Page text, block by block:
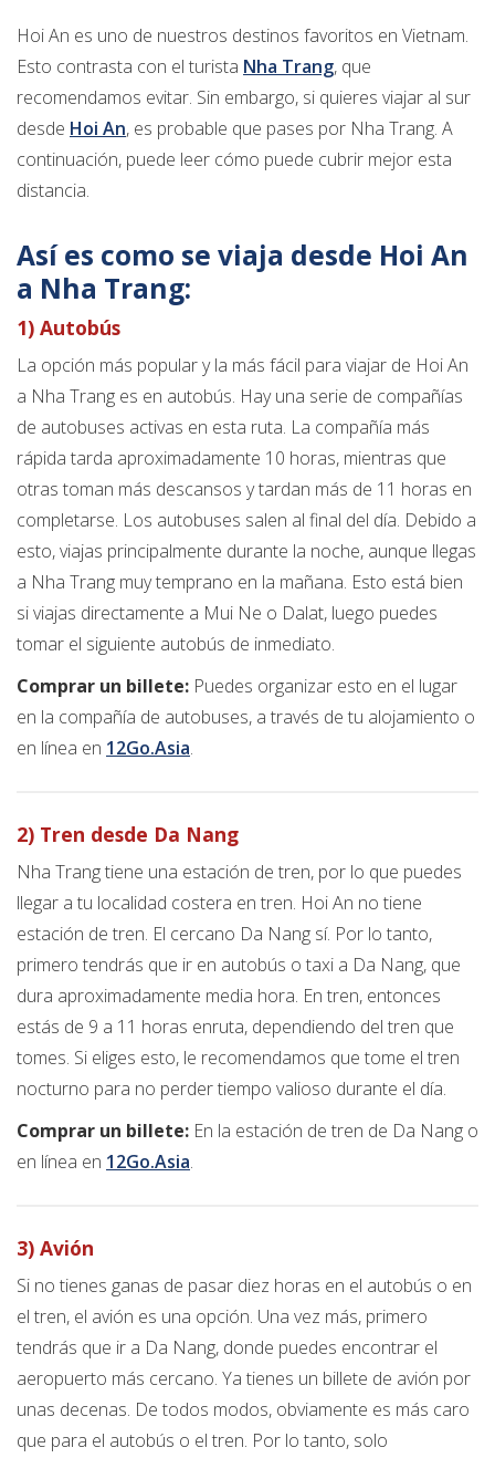
Hoi An es uno de nuestros destinos favoritos en Vietnam.
Esto contrasta con el turista Nha Trang, que
recomendamos evitar. Sin embargo, si quieres viajar al sur
desde Hoi An, es probable que pases por Nha Trang. A
continuación, puede leer cómo puede cubrir mejor esta
distancia.
Así es como se viaja desde Hoi An
a Nha Trang:
1) Autobús
La opción más popular y la más fácil para viajar de Hoi An
a Nha Trang es en autobús. Hay una serie de compañías
de autobuses activas en esta ruta. La compañía más
rápida tarda aproximadamente 10 horas, mientras que
otras toman más descansos y tardan más de 11 horas en
completarse. Los autobuses salen al final del día. Debido a
esto, viajas principalmente durante la noche, aunque llegas
a Nha Trang muy temprano en la mañana. Esto está bien
si viajas directamente a Mui Ne o Dalat, luego puedes
tomar el siguiente autobús de inmediato.
Comprar un billete: Puedes organizar esto en el lugar
en la compañía de autobuses, a través de tu alojamiento o
en línea en 12Go.Asia.
2) Tren desde Da Nang
Nha Trang tiene una estación de tren, por lo que puedes
llegar a tu localidad costera en tren. Hoi An no tiene
estación de tren. El cercano Da Nang sí. Por lo tanto,
primero tendrás que ir en autobús o taxi a Da Nang, que
dura aproximadamente media hora. En tren, entonces
estás de 9 a 11 horas enruta, dependiendo del tren que
tomes. Si eliges esto, le recomendamos que tome el tren
nocturno para no perder tiempo valioso durante el día.
Comprar un billete: En la estación de tren de Da Nang o
en línea en 12Go.Asia.
3) Avión
Si no tienes ganas de pasar diez horas en el autobús o en
el tren, el avión es una opción. Una vez más, primero
tendrás que ir a Da Nang, donde puedes encontrar el
aeropuerto más cercano. Ya tienes un billete de avión por
unas decenas. De todos modos, obviamente es más caro
que para el autobús o el tren. Por lo tanto, solo